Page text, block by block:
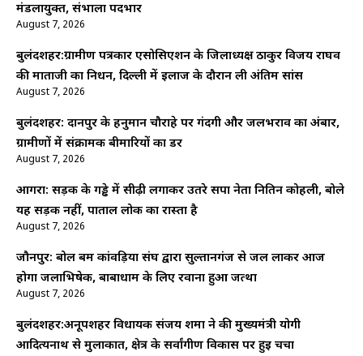
मंडलायुक्त, संभाला पदभार
August 7, 2026
बुलंदशहर:ग्रामीण पत्रकार एसोसिएशन के जिलाध्यक्ष ठाकुर विजय राघव
की माताजी का निधन, दिल्ली में इलाज के दौरान ली अंतिम सांस
August 7, 2026
बुलंदशहर: दानपुर के हनुमान चौराहे पर गंदगी और जलभराव का अंबार,
ग्रामीणों में संक्रामक बीमारियों का डर
August 7, 2026
आगरा: सड़क के गड्ढे में सीढ़ी लगाकर उतरे सपा नेता नितिन कोहली, बोले
यह सड़क नहीं, पाताल लोक का रास्ता है
August 7, 2026
जौनपुर: बोल बम कांवड़िया संघ द्वारा सुल्तानगंज से जल लाकर आज
होगा जलाभिषेक, बाबाधाम के लिए रवाना हुआ जत्था
August 7, 2026
बुलंदशहर:अनूपशहर विधायक संजय शर्मा ने की मुख्यमंत्री योगी
आदित्यनाथ से मुलाकात, क्षेत्र के सर्वांगीण विकास पर हुई चर्चा